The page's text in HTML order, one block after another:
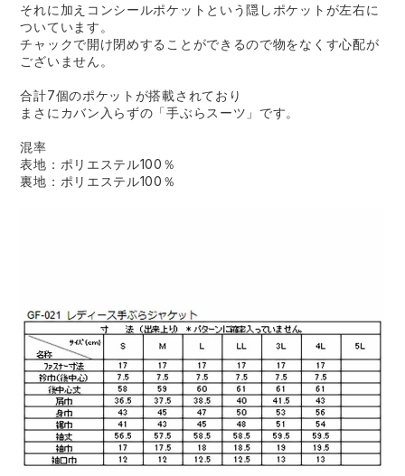
それに加えコンシールポケットという隠しポケットが左右に
ついています。
チャックで開け閉めすることができるので物をなくす心配が
ございません。
合計7個のポケットが搭載されており
まさにカバン入らずの「手ぶらスーツ」です。
混率
表地：ポリエステル100％
裏地：ポリエステル100％